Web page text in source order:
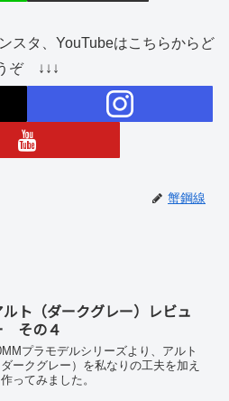
スタ、YouTubeはこちらからど
ぞ ↓↓↓
蟹鋼線
ルト（ダークグレー）レビュ
その４
プラモデルシリーズより、アルト
ダークグレー）を私なりの工夫を加え
ってみました。